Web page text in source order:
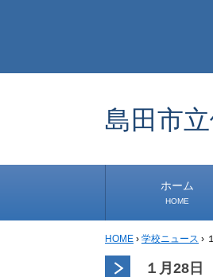
島田市
ホーム
HOME
HOME › 学校ニュース ›
１月28日